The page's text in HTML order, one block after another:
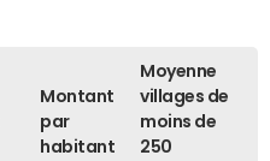
Montant
par
habitant
Moyenne
villages de
moins de
250